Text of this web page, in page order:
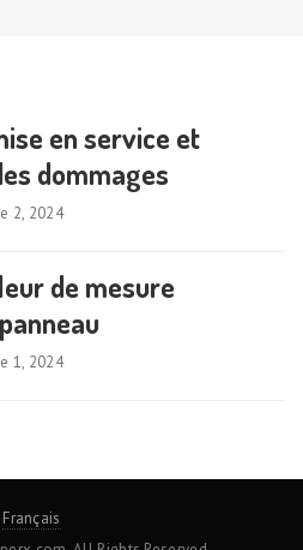
en service et
dommages
2, 2024
de mesure
1, 2024
Français